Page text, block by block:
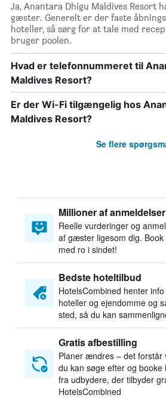
Ja, Anantara Dhigu Maldives Resort
gæster. Generelt er der faste
hoteller, så sørg for at tale med
bruger poolen.
Hvad er telefonnummeret til
Maldives Resort?
Er der Wi-Fi tilgængelig hos
Maldives Resort?
Se flere
Millioner af anmeldelser
Reelle vurderinger og
af gæster ligesom dig.
med ro i sindet!
Bedste hoteltilbud
HotelsCombined henter
hoteller og ejendomme og
sted, så du kan
Gratis afbestilling
Planer ændres – det forstår
du kan søge efter og booke
fra udbydere, der tilbyder
HotelsCombined